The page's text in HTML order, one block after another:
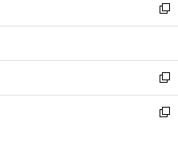
く
で
開
ド
ウ
開
く
ィ
ン
ウ
で
開
く
い
ウ
ン
ド
ウ
で
新
し
ウ
ィ
ン
ド
新
し
い
新